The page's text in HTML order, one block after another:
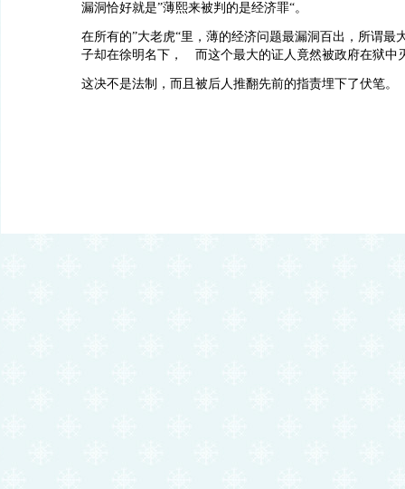
漏洞恰好就是”薄熙来被判的是经济罪“。
在所有的”大老虎“里，薄的经济问题最漏洞百出，所谓最
子却在徐明名下， 而这个最大的证人竟然被政府在狱中
这决不是法制，而且被后人推翻先前的指责埋下了伏笔。